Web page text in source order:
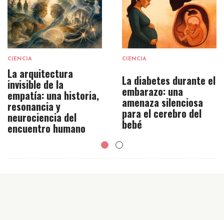
CIENCIA
La arquitectura
invisible de la
empatía: una historia,
resonancia y
neurociencia del
encuentro humano
CIENCIA
La diabetes durante el
embarazo: una
amenaza silenciosa
para el cerebro del
bebé